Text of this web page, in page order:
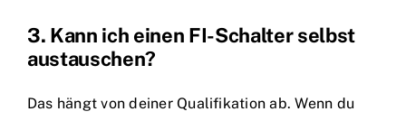
3. Kann ich einen FI-Schalter selbst
austauschen?
Das hängt von deiner Qualifikation ab. Wenn du